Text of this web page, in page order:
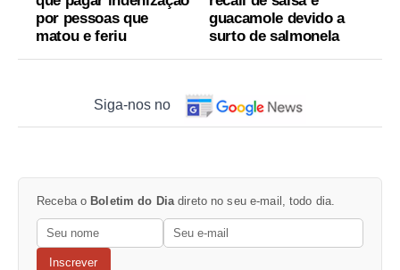
por pessoas que
matou e feriu
guacamole devido a
surto de salmonela
Siga-nos no
Receba o Boletim do Dia direto no seu e-mail, todo dia.
Inscrever